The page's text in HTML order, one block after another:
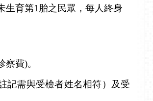
生育第1胎之民眾，每人終身
費)。
記需與受檢者姓名相符）及受